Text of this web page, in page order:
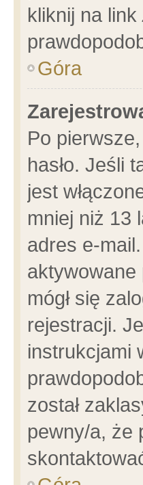
kliknij na link
Góra
Po
hasło. Jeśli
jest
mniej niż 13
adres e-
aktywowane
mógł się
rejestracji.
instrukcjami
został
pewny/a, że